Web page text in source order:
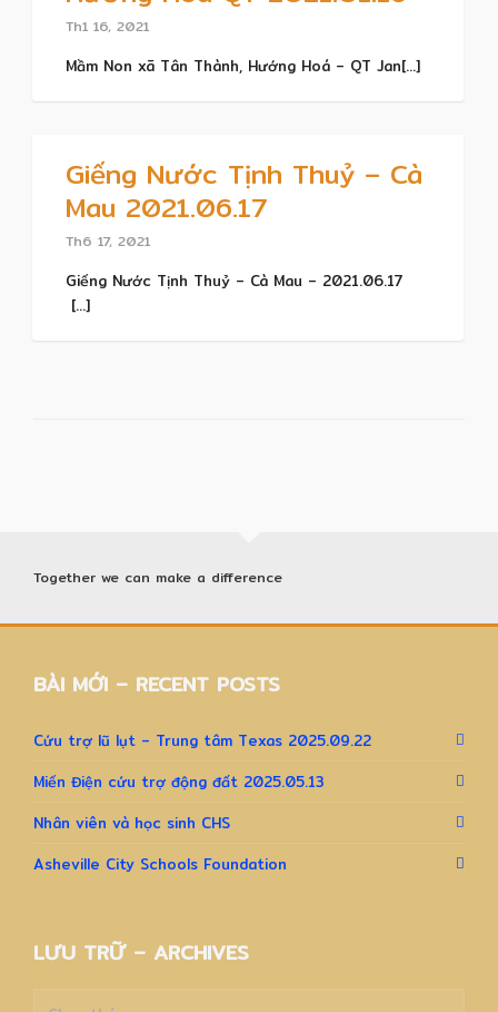
Th1 16, 2021
Mầm Non xã Tân Thành, Hướng Hoá – QT Jan[...]
Giếng Nước Tịnh Thuỷ – Cà
Mau 2021.06.17
Th6 17, 2021
Giếng Nước Tịnh Thuỷ – Cà Mau – 2021.06.17
[...]
Together we can make a difference
BÀI MỚI – RECENT POSTS
Cứu trợ lũ lụt – Trung tâm Texas 2025.09.22
Miến Điện cứu trợ động đất 2025.05.13
Nhân viên và học sinh CHS
Asheville City Schools Foundation
LƯU TRỮ – ARCHIVES